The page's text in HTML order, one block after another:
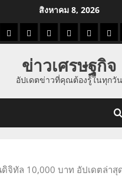
สิงหาคม 8, 2026
ราคาแนว
ราคา
ทอง
ข่าว
นี้
ข่าว
ดูด
ที่
ข่าวเศรษฐกิจ
อัปเดตข่าวที่คุณต้องรู้ในทุกวัน
ดิจิทัล 10,000 บาท อัปเดตล่าสุ